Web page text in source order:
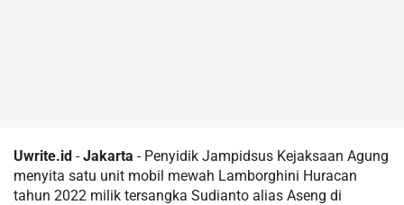
Uwrite.id -Jakarta - Penyidik Jampidsus Kejaksaan Agung
menyita satu unit mobil mewah Lamborghini Huracan
tahun 2022 milik tersangka Sudianto alias Aseng di